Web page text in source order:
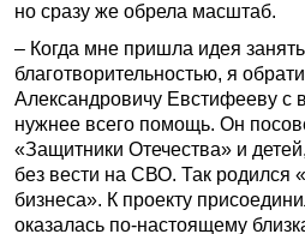
но сразу же обрела масштаб.
– Когда мне пришла идея
благотворительностью, я
Александровичу Евстифееву с
нужнее всего помощь. Он
«Защитники Оте­чества» и
без вести на СВО. Так родился
бизнеса». К проекту
оказалась по-настоящему